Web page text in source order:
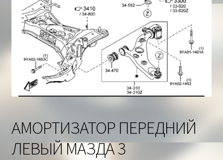
АМОРТИЗАТОР ПЕРЕДНИЙ
ЛЕВЫЙ МАЗДА 3